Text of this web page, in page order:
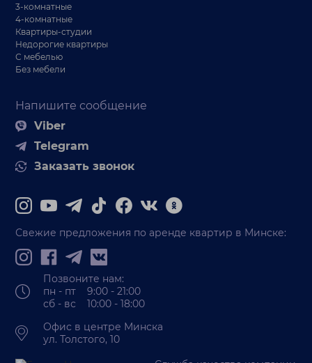
Напишите сообщение
Viber
Telegram
Заказать звонок
3-комнатные
4-комнатные
Квартиры-студии
Недорогие квартиры
С мебелью
Без мебели
Свежие предложения по аренде квартир в Минске:
Позвоните нам:
пн - пт 9:00 - 21:00
сб - вс 10:00 - 18:00
Офис в центре Минска
ул. Толстого, 10